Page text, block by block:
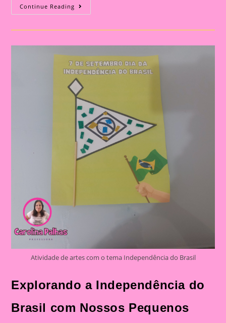
Continue Reading Explorando
A
Nossos
Pequenos
Curiosos|Atividade
Dia
Da
Independência
Do
Brasil|Chocalho
Da
Independência
Atividade de artes com o tema Independência do Brasil
Explorando a Independência do
Brasil com Nossos Pequenos